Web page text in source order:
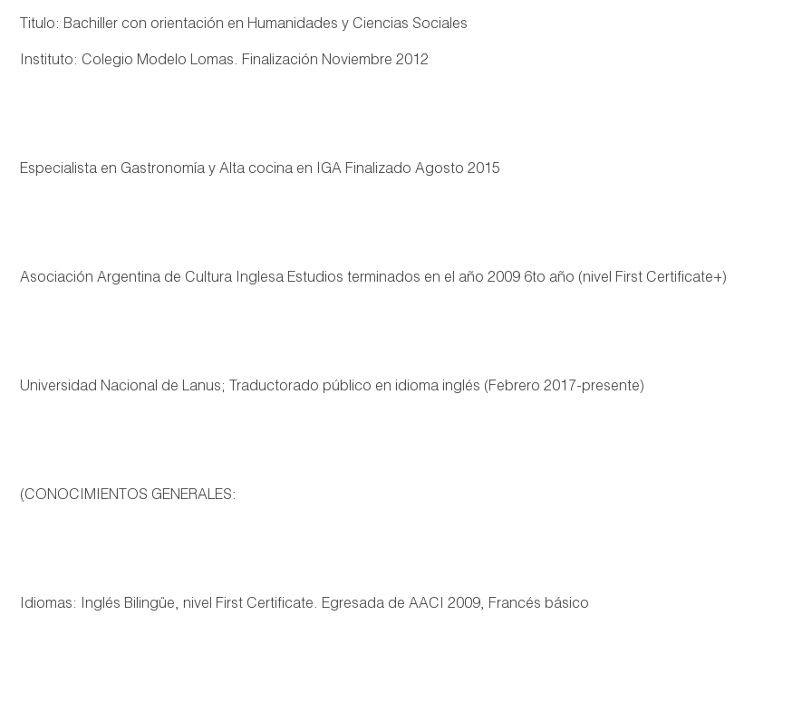
Titulo: Bachiller con orientación en Humanidades y Ciencias Sociales
Instituto: Colegio Modelo Lomas. Finalización Noviembre 2012
Especialista en Gastronomía y Alta cocina en IGA Finalizado Agosto 2015
Asociación Argentina de Cultura Inglesa Estudios terminados en el año 2009 6to año (nivel First Certificate+)
Universidad Nacional de Lanus; Traductorado público en idioma inglés (Febrero 2017-presente)
(CONOCIMIENTOS GENERALES:
Idiomas: Inglés Bilingüe, nivel First Certificate. Egresada de AACI 2009, Francés básico